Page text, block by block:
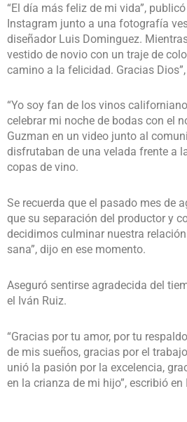
“El día más feliz de mi vida”,
Instagram junto a una fotografía
diseñador Luis Dominguez.
vestido de novio con un traje de
camino a la felicidad. Gracias
“Yo soy fan de los vinos
celebrar mi noche de bodas con el
Guzman en un video junto al
disfrutaban de una velada frente a
copas de vino.
Se recuerda que el pasado mes de
que su separación del productor y
decidimos culminar nuestra
sana”, dijo en ese momento.
Aseguró sentirse agradecida del
el Iván Ruiz.
“Gracias por tu amor, por tu
de mis sueños, gracias por el
unió la pasión por la excelencia,
en la crianza de mi hijo”, escribió en